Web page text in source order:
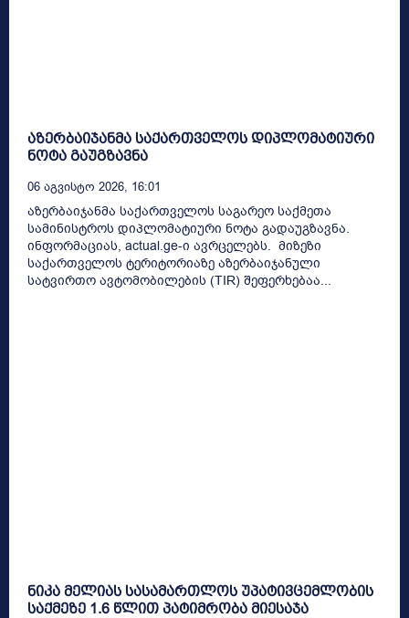
აზერბაიჯანმა საქართველოს დიპლომატიური
ნოტა გაუგზავნა
06 Აგვისტო 2026, 16:01
აზერბაიჯანმა საქართველოს საგარეო საქმეთა
სამინისტროს დიპლომატიური ნოტა გადაუგზავნა.
ინფორმაციას, actual.ge-ი ავრცელებს. მიზეზი
საქართველოს ტერიტორიაზე აზერბაიჯანული
სატვირთო ავტომობილების (TIR) შეფერხებაა...
ნიკა მელიას სასამართლოს უპატივცემლობის
საქმეზე 1.6 წლით პატიმრობა მიესაჯა